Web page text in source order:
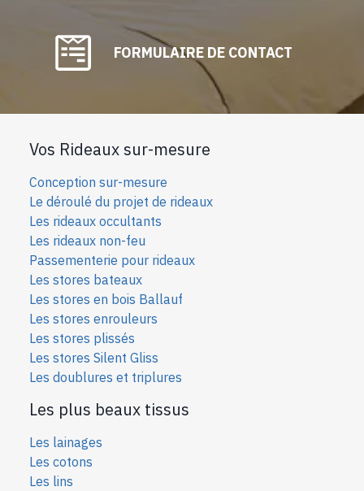
FORMULAIRE DE CONTACT
Vos Rideaux sur-mesure
Conception sur-mesure
Le déroulé du projet de rideaux
Les rideaux occultants
Les rideaux non-feu
Passementerie pour rideaux
Les stores bateaux
Les stores en bois Ballauf
Les stores enrouleurs
Les stores plissés
Les stores Silent Gliss
Les doublures et triplures
Les plus beaux tissus
Les lainages
Les cotons
Les lins